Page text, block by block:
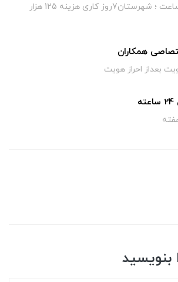
تهران 72ساعت ؛ شهرستان7روز کاری هزینه 125 هزار
همکاران
بعداز احراز هویت
بنویسید